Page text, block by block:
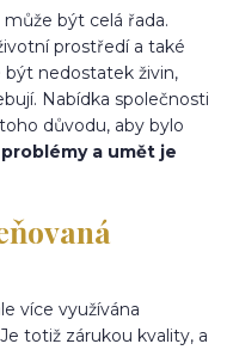
být celá řada.
prostředí a také
nedostatek živin,
Nabídka společnosti
důvodu, aby bylo
a umět je
více využívána
totiž zárukou kvality, a